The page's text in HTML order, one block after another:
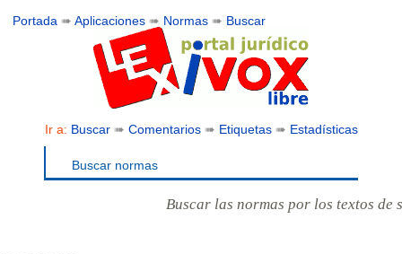
Portada ➠Aplicaciones ➠ Normas ➠ Buscar
Ir a: Buscar➠ Comentarios➠ Etiquetas➠ Estadísticas
Buscar normas
Buscar las normas por los textos de